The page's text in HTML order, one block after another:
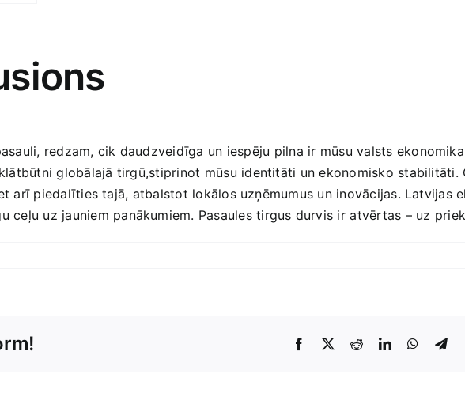
redzam, cik daudzveidīga un iespēju ⁤pilna ir mūsu valsts
globālajā tirgū,stiprinot ⁤mūsu identitāti un ekonomisko stabilitāti.
arī piedalīties tajā, atbalstot lokālos uzņēmumus un inovācijas. Latvijas
ceļu uz jauniem panākumiem. Pasaules tirgus durvis ir ⁣atvērtas – uz⁣
Facebook
X RedditLinkedIn